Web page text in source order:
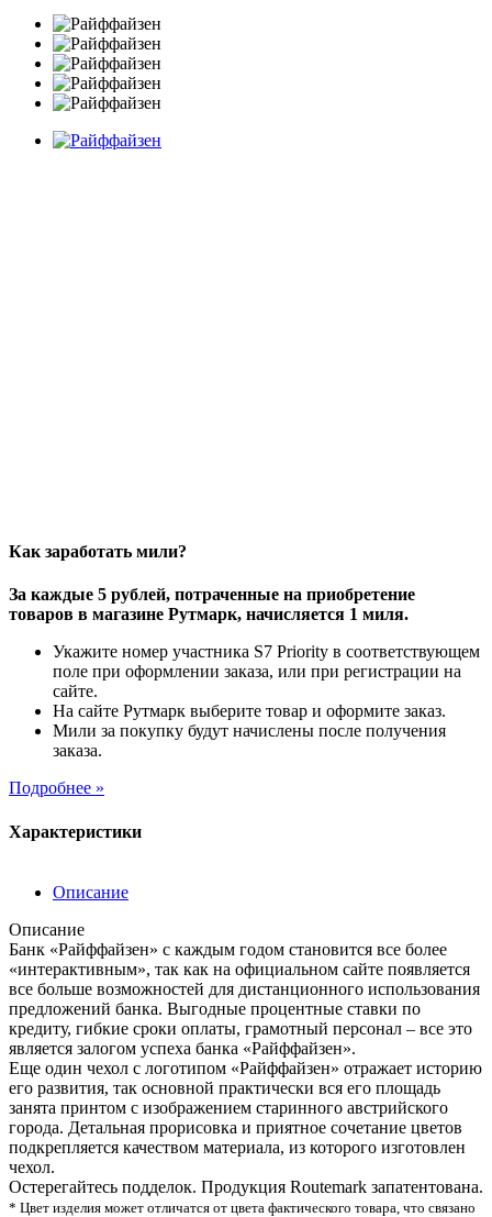
Как заработать мили?
За каждые 5 рублей, потраченные на приобретение
товаров в магазине Рутмарк, начисляется 1 миля.
Укажите номер участника S7 Priority в соответствующем
поле при оформлении заказа, или при регистрации на
сайте.
На сайте Рутмарк выберите товар и оформите заказ.
Мили за покупку будут начислены после получения
заказа.
Подробнее »
Характеристики
Описание
Описание
Банк «Райффайзен» с каждым годом становится все более
«интерактивным», так как на официальном сайте появляется
все больше возможностей для дистанционного использования
предложений банка. Выгодные процентные ставки по
кредиту, гибкие сроки оплаты, грамотный персонал – все это
является залогом успеха банка «Райффайзен».
Еще один чехол с логотипом «Райффайзен» отражает историю
его развития, так основной практически вся его площадь
занята принтом с изображением старинного австрийского
города. Детальная прорисовка и приятное сочетание цветов
подкрепляется качеством материала, из которого изготовлен
чехол.
Остерегайтесь подделок. Продукция Routemark запатентована.
* Цвет изделия может отличатся от цвета фактического товара, что связано